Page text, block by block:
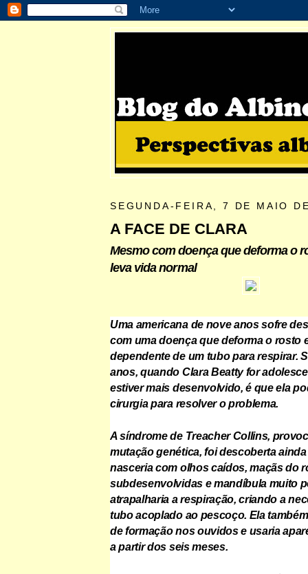
SEGUNDA-FEIRA, 7 DE MAIO
A FACE DE CLARA
Mesmo com doença que deforma o
leva vida normal
Uma americana de nove anos sofre
com uma doença que deforma o rosto
dependente de um tubo para respirar.
anos, quando Clara Beatty for
estiver mais desenvolvido, é que ela
cirurgia para resolver o problema.
A síndrome de Treacher Collins,
mutação genética, foi descoberta
nasceria com olhos caídos, maçãs do
subdesenvolvidas e mandíbula muito
atrapalharia a respiração, criando a
tubo acoplado ao pescoço. Ela
de formação nos ouvidos e usaria
a partir dos seis meses.